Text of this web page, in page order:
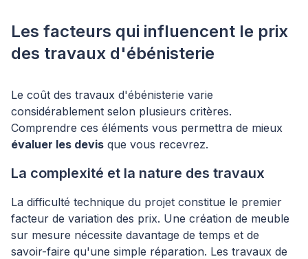
Les facteurs qui influencent le prix
des travaux d'ébénisterie
Le coût des travaux d'ébénisterie varie
considérablement selon plusieurs critères.
Comprendre ces éléments vous permettra de mieux
évaluer les devis que vous recevrez.
La complexité et la nature des travaux
La difficulté technique du projet constitue le premier
facteur de variation des prix. Une création de meuble
sur mesure nécessite davantage de temps et de
savoir-faire qu'une simple réparation. Les travaux de